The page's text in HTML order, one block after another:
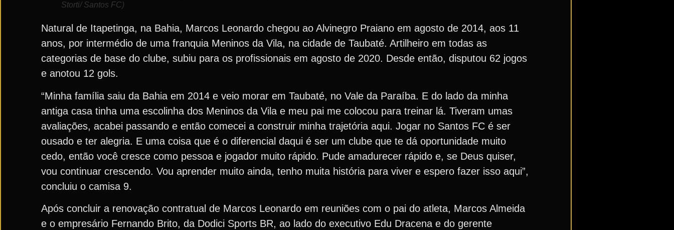
Storti/ Santos FC)
Natural de Itapetinga, na Bahia, Marcos Leonardo chegou ao Alvinegro Praiano em agosto de 2014, aos 11
anos, por intermédio de uma franquia Meninos da Vila, na cidade de Taubaté. Artilheiro em todas as
categorias de base do clube, subiu para os profissionais em agosto de 2020. Desde então, disputou 62 jogos
e anotou 12 gols.
“Minha família saiu da Bahia em 2014 e veio morar em Taubaté, no Vale da Paraíba. E do lado da minha
antiga casa tinha uma escolinha dos Meninos da Vila e meu pai me colocou para treinar lá. Tiveram umas
avaliações, acabei passando e então comecei a construir minha trajetória aqui. Jogar no Santos FC é ser
ousado e ter alegria. E uma coisa que é o diferencial daqui é ser um clube que te dá oportunidade muito
cedo, então você cresce como pessoa e jogador muito rápido. Pude amadurecer rápido e, se Deus quiser,
vou continuar crescendo. Vou aprender muito ainda, tenho muita história para viver e espero fazer isso aqui”,
concluiu o camisa 9.
Após concluir a renovação contratual de Marcos Leonardo em reuniões com o pai do atleta, Marcos Almeida
e o empresário Fernando Brito, da Dodici Sports BR, ao lado do executivo Edu Dracena e do gerente